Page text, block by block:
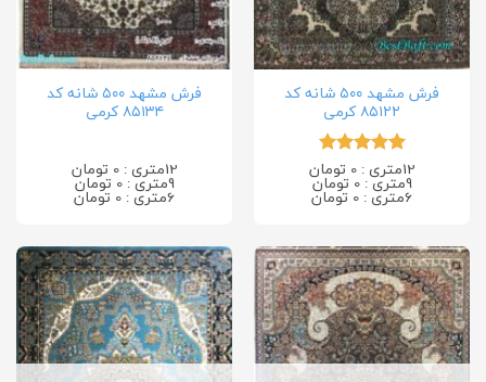
فرش مشهد ۵۰۰ شانه کد
۸۵۱۲۲ کرمی
امتیاز 5 از
5
12متری : 0 تومان
9متری : 0 تومان
6متری : 0 تومان
فرش مشهد ۵۰۰ شانه کد
۸۵۱۳۴ کرمی
12متری : 0 تومان
9متری : 0 تومان
6متری : 0 تومان